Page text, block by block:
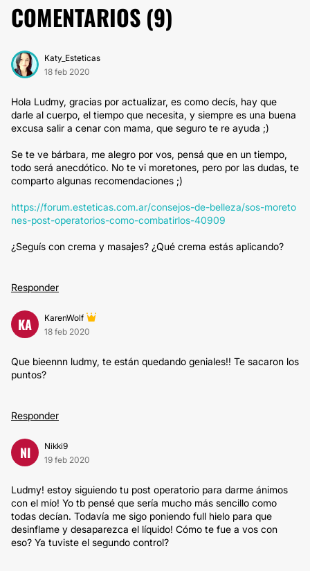
COMENTARIOS (9)
Katy_Esteticas
18 feb 2020
Hola Ludmy, gracias por actualizar, es como decís, hay que
darle al cuerpo, el tiempo que necesita, y siempre es una buena
excusa salir a cenar con mama, que seguro te re ayuda ;)
Se te ve bárbara, me alegro por vos, pensá que en un tiempo,
todo será anecdótico. No te vi moretones, pero por las dudas, te
comparto algunas recomendaciones ;)
https://forum.esteticas.com.ar/consejos-de-belleza/sos-moreto
nes-post-operatorios-como-combatirlos-40909
¿Seguís con crema y masajes? ¿Qué crema estás aplicando?
Responder
KA
KarenWolf
18 feb 2020
Que bieennn ludmy, te están quedando geniales!! Te sacaron los
puntos?
Responder
NI
Nikki9
19 feb 2020
Ludmy! estoy siguiendo tu post operatorio para darme ánimos
con el mío! Yo tb pensé que sería mucho más sencillo como
todas decían. Todavía me sigo poniendo full hielo para que
desinflame y desaparezca el líquido! Cómo te fue a vos con
eso? Ya tuviste el segundo control?